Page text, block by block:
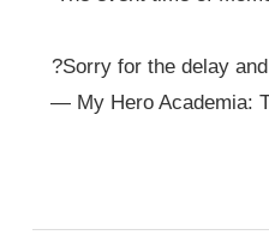
?Sorry for the delay
— My Hero Academia: